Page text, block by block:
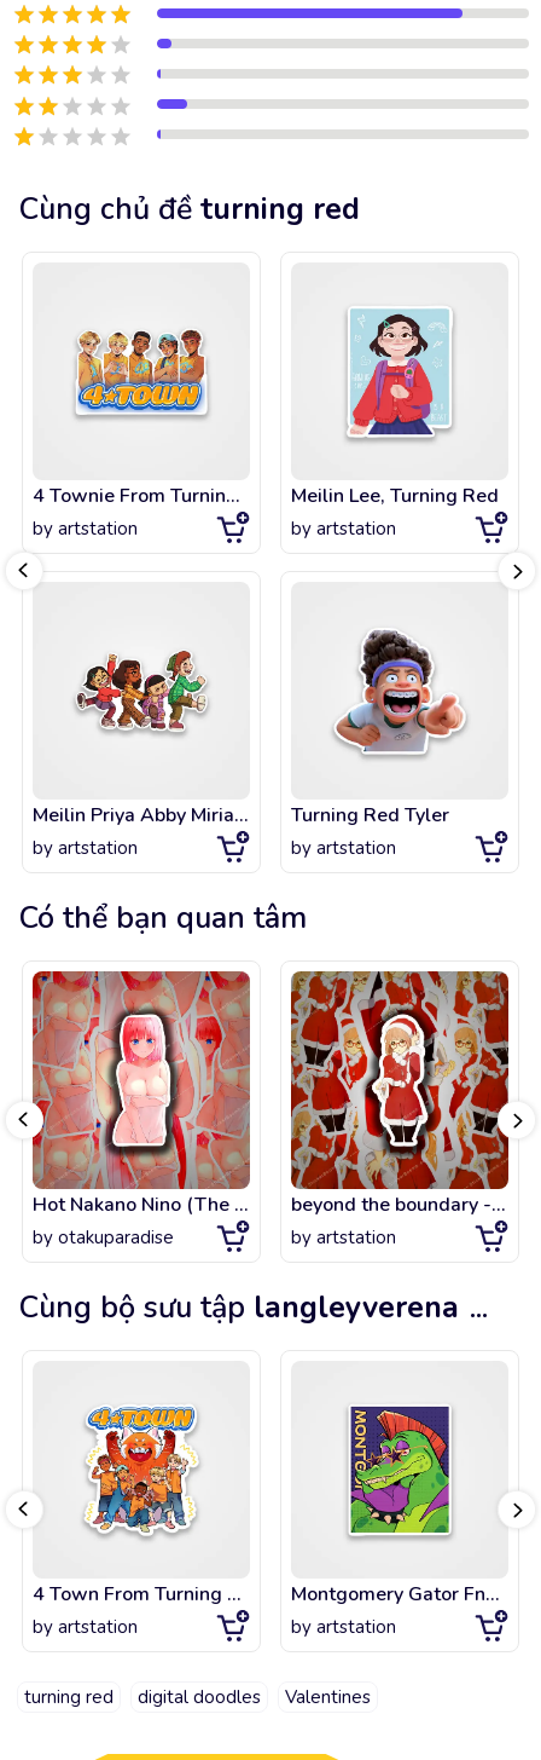
Cùng chủ đề turning red
4 Townie From Turning Red
by artstation
Meilin Priya Abby Miriam Turning Red
by artstation
Meilin Lee, Turning Red
by artstation
Turning Red Tyler
by artstation
Có thể bạn quan tâm
Hot Nakano Nino (The Quintessential Quintuplets)
by otakuparadise
beyond the boundary - Mirai Kuriyama Christmas
by artstation
Cùng bộ sưu tập langleyverena ...
4 Town From Turning Red
by artstation
Montgomery Gator Fnaf Monty
by artstation
turning red digital doodles Valentines